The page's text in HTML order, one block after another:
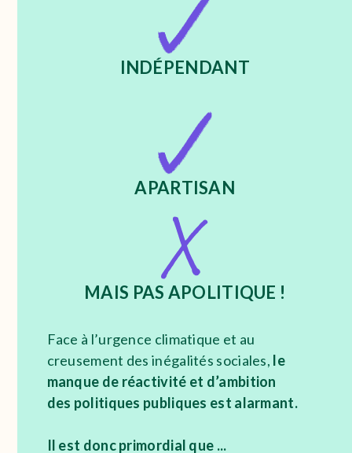
INDÉPENDANT
APARTISAN
MAIS PAS APOLITIQUE !
Face à l’urgence climatique et au
creusement des inégalités sociales, le
manque de réactivité et d’ambition
des politiques publiques est alarmant.
Il est donc primordial que ...